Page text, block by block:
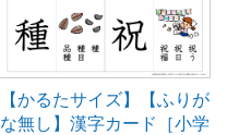
【かるたサイズ】【ふりが
な無し】漢字カード［小学